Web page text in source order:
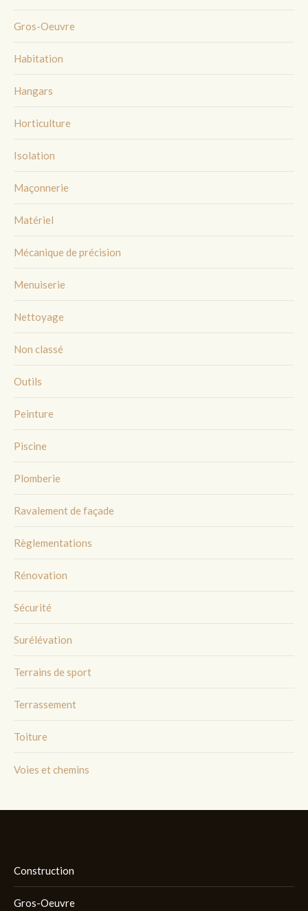
Gros-Oeuvre
Habitation
Hangars
Horticulture
Isolation
Maçonnerie
Matériel
Mécanique de précision
Menuiserie
Nettoyage
Non classé
Outils
Peinture
Piscine
Plomberie
Ravalement de façade
Règlementations
Rénovation
Sécurité
Surélévation
Terrains de sport
Terrassement
Toiture
Voies et chemins
Construction
Gros-Oeuvre